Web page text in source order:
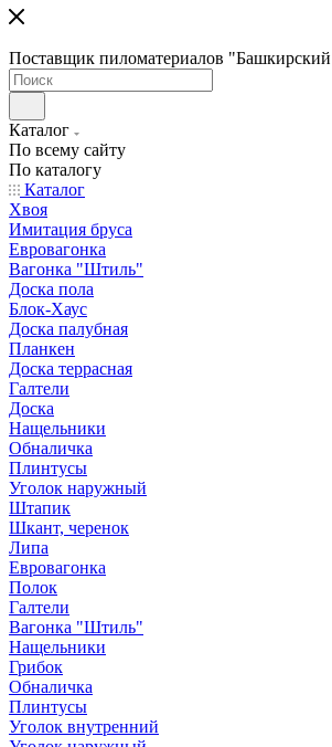
Поставщик пиломатериалов "Башкирский
Каталог
По всему сайту
По каталогу
Каталог
Хвоя
Имитация бруса
Евровагонка
Вагонка "Штиль"
Доска пола
Блок-Хаус
Доска палубная
Планкен
Доска террасная
Галтели
Доска
Нащельники
Обналичка
Плинтусы
Уголок наружный
Штапик
Шкант, черенок
Липа
Евровагонка
Полок
Галтели
Вагонка "Штиль"
Нащельники
Грибок
Обналичка
Плинтусы
Уголок внутренний